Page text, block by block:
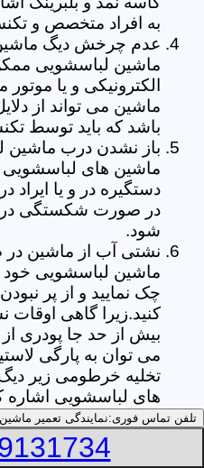
به افراد متخصص و
عدم چرخش دیگ
ماشین لباسشویی
الکترونیکی و یا
ماشین می تواند از
باشد که باید توسط
باز نشدن درب ماشین
ماشین های
دستگیره در و یا
در صورت شکستگی
شود.
نشتی آب از ماشین
ماشین لباسشویی خود
چک نمایید و از پر
کنید.زیرا گاهی اوقات
بیش از حد جا پودری از
می توان به پارگی
تخلیه خرطومی زیر
های لباسشویی اشاره
خشک نکردن لباس ها
خشک نکردن لباس ها
لباسشویی پر کردن
تلفن تماس فوری:نمایندگی تعمیر